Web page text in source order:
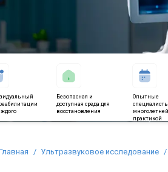
Безопасная и
доступная среда для
восстановления
Опытные
многолетней
практикой
здесь: Ультразвуковое исследование